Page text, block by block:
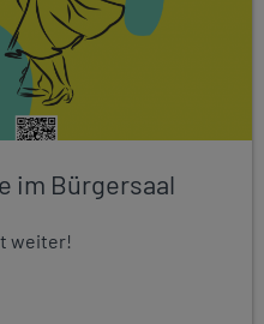
im Bürgersaal
weiter!